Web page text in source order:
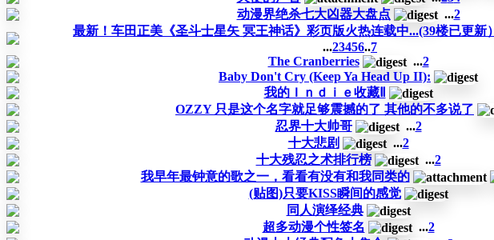
动漫界绝杀七大凶器大盘点
...2
最新！车田正美《圣斗士星矢 冥王神话》彩页版火热连载中...(39楼已更新）
...23456..7
The Cranberries
...2
Baby Don't Cry (Keep Ya Head Up II):
我的Ｉｎｄｉｅ收藏Ⅱ
OZZY 只是这个名字就足够震撼的了 其他的不多说了
忍界十大帅哥
...2
十大悲剧
...2
十大残忍之术排行榜
...2
我早年最钟意的歌之一，看看有没有和我同类的
(贴图)只要KISS瞬间的感觉
同人演绎经典
超多动漫个性签名
...2